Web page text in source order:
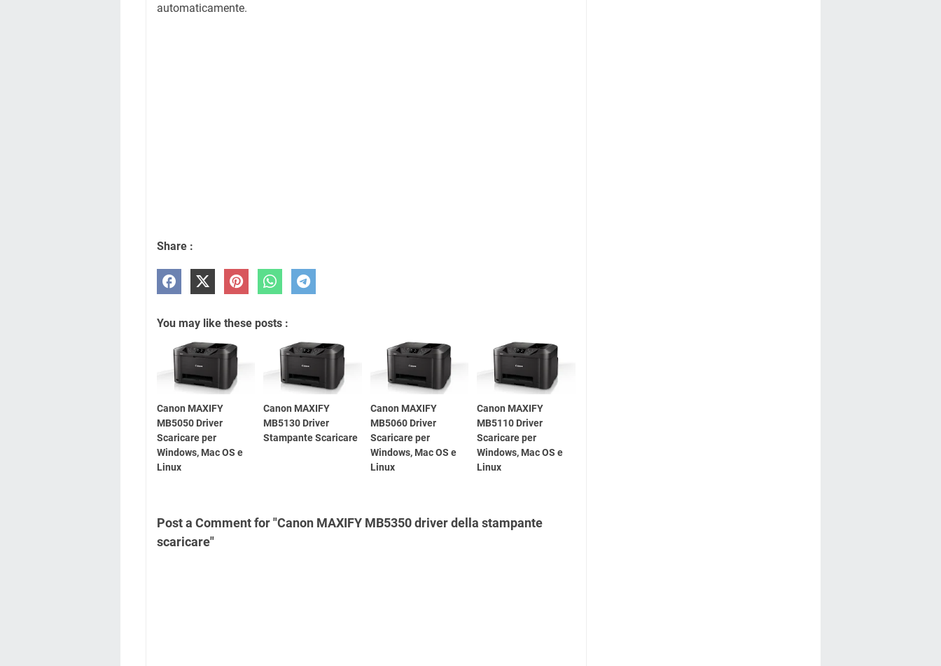
automaticamente.
Share :
You may like these posts :
Canon MAXIFY
MB5050 Driver
Scaricare per
Windows, Mac OS e
Linux
Canon MAXIFY
MB5130 Driver
Stampante Scaricare
Canon MAXIFY
MB5060 Driver
Scaricare per
Windows, Mac OS e
Linux
Canon MAXIFY
MB5110 Driver
Scaricare per
Windows, Mac OS e
Linux
Post a Comment for "Canon MAXIFY MB5350 driver della stampante
scaricare"